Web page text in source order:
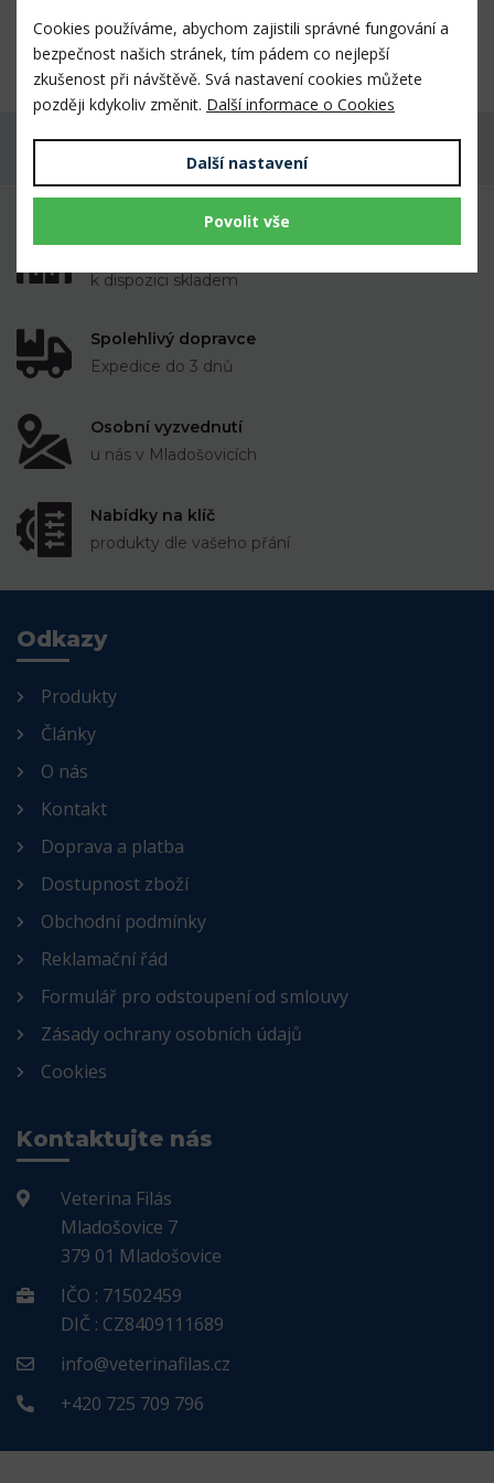
Tvar destičky je zejména vhodný pro použití u
geriatrických pacientů a koní s předkusem.
Mnoho prověřených výrobků veterinárními
k dispozici skladem
Spolehlivý dopravce
Expedice do 3 dnů
Osobní vyzvednutí
u nás v Mladošovicích
Nabídky na klíč
produkty dle vašeho přání
Odkazy
Produkty
Články
O nás
Kontakt
Doprava a platba
Dostupnost zboží
Obchodní podmínky
Reklamační řád
Formulář pro odstoupení od smlouvy
Zásady ochrany osobních údajů
Cookies
Kontaktujte nás
Veterina Filás
Mladošovice 7
379 01 Mladošovice
IČO : 71502459
DIČ : CZ8409111689
info@veterinafilas.cz
+420 725 709 796
Cookies používáme, abychom zajistili správné fungování a
bezpečnost našich stránek, tím pádem co nejlepší
zkušenost při návštěvě. Svá nastavení cookies můžete
později kdykoliv změnit. Další informace o Cookies
Další nastavení
Povolit vše